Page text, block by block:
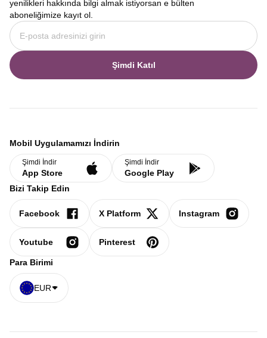
yenilikleri hakkında bilgi almak istiyorsan e bülten
aboneliğimize kayıt ol.
Şimdi Katıl
Mobil Uygulamamızı İndirin
Şimdi İndir
App Store
Şimdi İndir
Google Play
Bizi Takip Edin
Facebook X Platform Instagram
Youtube Pinterest
Para Birimi
EUR